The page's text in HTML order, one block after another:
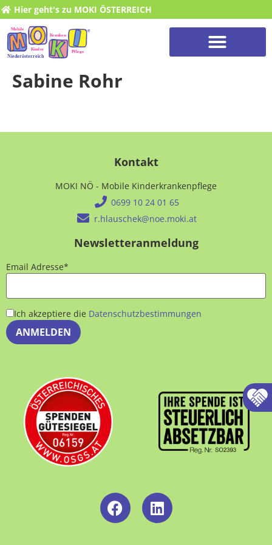
Hier geht's zu MOKI ÖSTERREICH
Sabine Rohr
Kontakt
MOKI NÖ - Mobile Kinderkrankenpflege
0699 10 24 01 65
r.hlauschek@noe.moki.at
Newsletteranmeldung
Email Adresse*
Ich akzeptiere die Datenschutzbestimmungen